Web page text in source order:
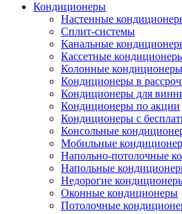
Кондиционеры
Настенные
Сплит-системы
Канальные
Кассетные
Колонные кондиционеры
Кондиционеры в
Кондиционеры для
Кондиционеры по акции
Кондиционеры с
Консольные
Мобильные
Напольно-потолочные
Напольные
Недорогие
Оконные кондиционеры
Потолочные